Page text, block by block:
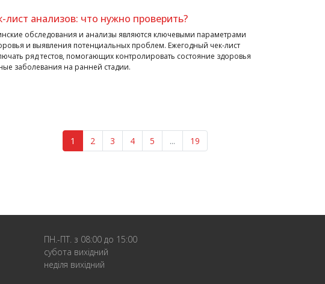
лист анализов: что нужно проверить?
обследования и анализы являются ключевыми параметрами
и выявления потенциальных проблем. Ежегодный чек-лист
ряд тестов, помогающих контролировать состояние здоровья
заболевания на ранней стадии.
1 2 3 4 5 ... 19
ПН.-ПТ. з 08:00 до 15:00
субота вихідний
неділя вихідний